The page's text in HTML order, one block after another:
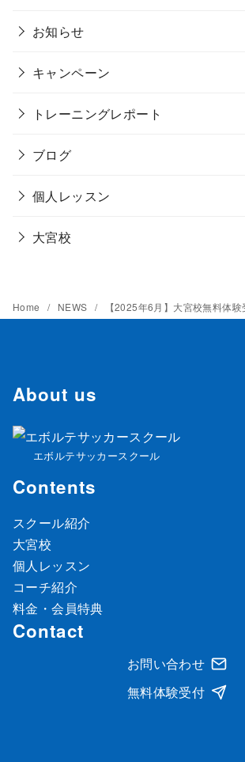
お知らせ
キャンペーン
トレーニングレポート
ブログ
個人レッスン
大宮校
Home NEWS 【2025年6月】大宮校無料体
About us
エボルテサッカースクール
Contents
スクール紹介
大宮校
個人レッスン
コーチ紹介
料金・会員特典
Contact
お問い合わせ
無料体験受付